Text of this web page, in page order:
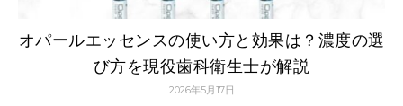
オパールエッセンスの使い方と効果は？濃度の選
び方を現役歯科衛生士が解説
2026年5月17日